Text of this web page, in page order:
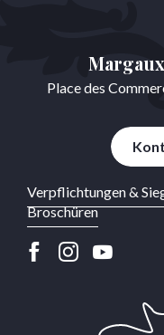
Verpflichtungen &
Broschüren
Place des